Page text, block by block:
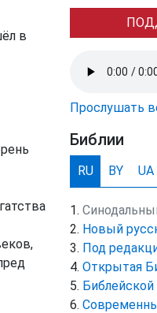
в
Прослушать
Библии
RU BY UA
Новый
Под
Открытая
Библейской